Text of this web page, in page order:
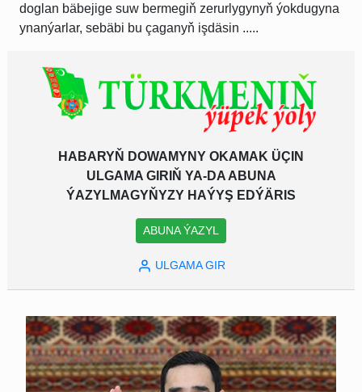
doglan bäbejige suw bermegiň zerurlygynyň ýokdugyna
ynanýarlar, sebäbi bu çaganyň işdäsin .....
HABARYŇ DOWAMYNY OKAMAK ÜÇIN
ULGAMA GIRIŇ YA-DA ABUNA
ÝAZYLMAGYŇYZY HAÝYŞ EDÝÄRIS
ABUNA ÝAZYL
ULGAMA GIR